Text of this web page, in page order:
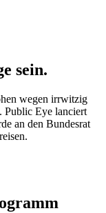
sein.
wegen irrwitzig
Public Eye lanciert
an den Bundesrat